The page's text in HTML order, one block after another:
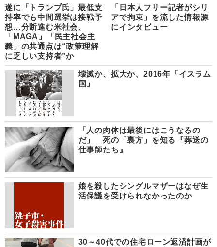
遂に「トランプ氏」最低支
持率でも中間選挙は接戦予
想…分断進む米社会、
「MAGA」「民主社会主
義」の共通点は“政策理解
に乏しい支持者”か
「日本人フリー記者がシリ
アで拘束」を流した情報源
にインタビュー
壊滅か、拡大か、2016年「イスラム
国」
「人の肉体は最後にはこうなるの
だ」 死の「裏方」を知る『葬送の
仕事師たち』
娘を殺したシングルマザーはなぜ生
活保護を受けられなかったのか
30～40代での住宅ローン返済計画が